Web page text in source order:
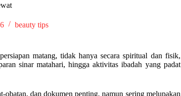
beauty tips
matang, tidak hanya secara spiritual dan fisik,
sinar matahari, hingga aktivitas ibadah yang padat
obatan, dan dokumen penting, namun sering melupakan